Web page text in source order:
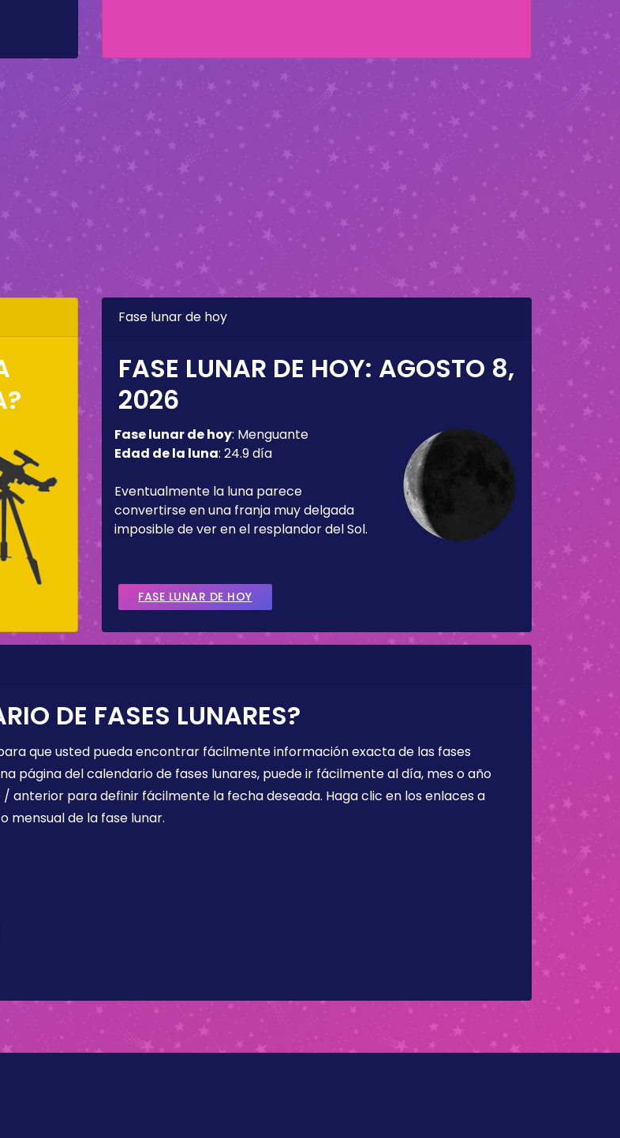
Fase lunar de hoy
FASE LUNAR DE HOY: AGOSTO 8,
2026
Fase lunar de hoy: Menguante
Edad de la luna: 24.9 día
Eventualmente la luna parece
convertirse en una franja muy delgada
imposible de ver en el resplandor del Sol.
FASE LUNAR DE HOY
DE FASES LUNARES?
que usted pueda encontrar fácilmente información exacta de las fases
página del calendario de fases lunares, puede ir fácilmente al día, mes o año
anterior para definir fácilmente la fecha deseada. Haga clic en los enlaces a
mensual de la fase lunar.